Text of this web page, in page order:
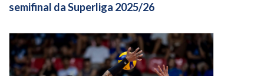
semifinal da Superliga 2025/26